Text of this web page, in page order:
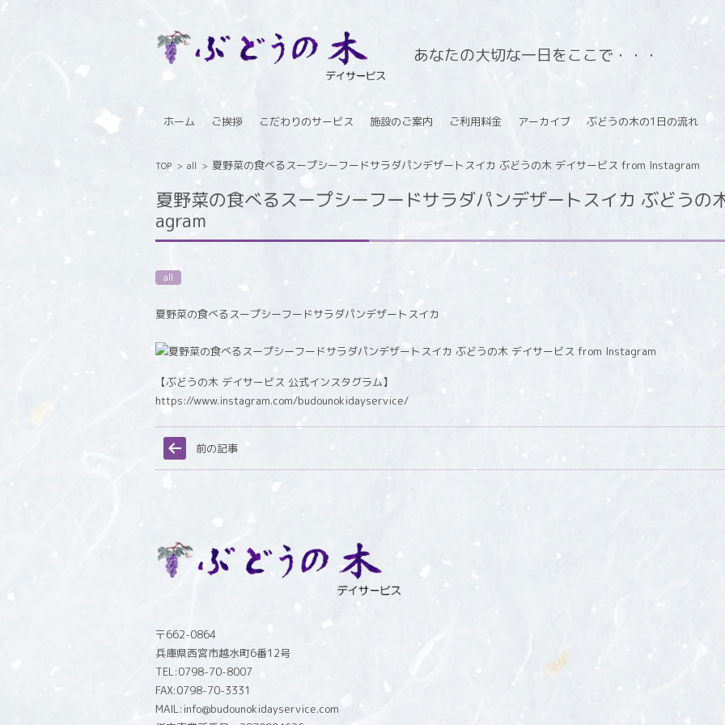
あなたの大切な一日をここで・・・
ホーム
ご挨拶 こだわりのサービス 施設のご案内 ご利用料金 アーカイブ ぶどうの木の1日の流れ
TOP > all > 夏野菜の食べるスープシーフードサラダパンデザートスイカ ぶどうの木 デイサービス from Instagram
夏野菜の食べるスープシーフードサラダパンデザートスイカ ぶどう
agram
all
夏野菜の食べるスープシーフードサラダパンデザートスイカ
【ぶどうの木 デイサービス 公式インスタグラム】
https://www.instagram.com/budounokidayservice/
前の記事
〒662-0864
兵庫県西宮市越水町6番12号
TEL:0798-70-8007
FAX:0798-70-3331
MAIL:info@budounokidayservice.com